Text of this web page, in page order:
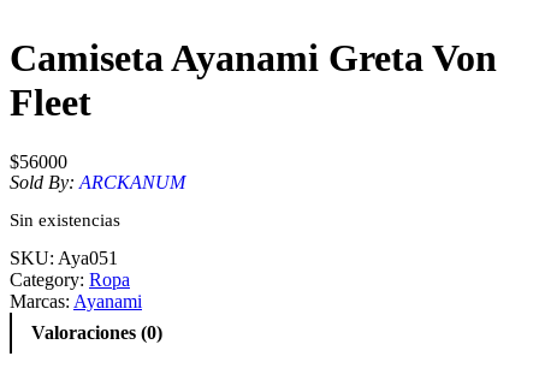
Camiseta Ayanami Greta Von
Fleet
$56000
Sold By: ARCKANUM
Sin existencias
SKU: Aya051
Category: Ropa
Marcas: Ayanami
Valoraciones (0)